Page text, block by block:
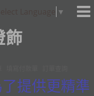
▼
飾
供更精準